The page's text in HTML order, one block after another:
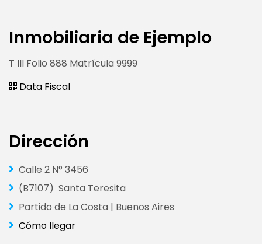
Inmobiliaria de Ejemplo
T III Folio 888 Matrícula 9999
Data Fiscal
Dirección
Calle 2 N° 3456
(B7107) Santa Teresita
Partido de La Costa | Buenos Aires
Cómo llegar